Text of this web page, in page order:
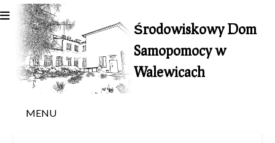
to
content
Środowiskowy Dom
Samopomocy w
Walewicach
MENU